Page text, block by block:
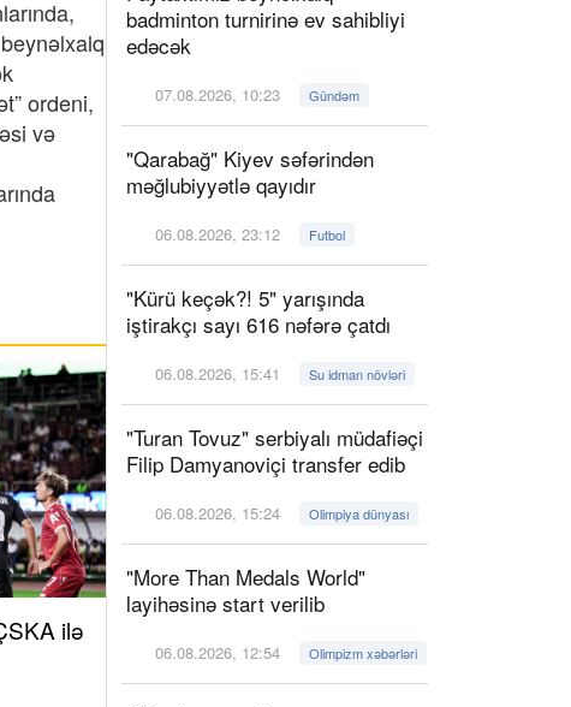
ordeni,
və
ilə
badminton turnirinə ev sahibliyi
edəcək
07.08.2026, 10:23 Gündəm
"Qarabağ" Kiyev səfərindən
məğlubiyyətlə qayıdır
06.08.2026, 23:12 Futbol
"Kürü keçək?! 5" yarışında
iştirakçı sayı 616 nəfərə çatdı
06.08.2026, 15:41 Su idman növləri
"Turan Tovuz" serbiyalı müdafiəçi
Filip Damyanoviçi transfer edib
06.08.2026, 15:24 Olimpiya dünyası
"More Than Medals World"
layihəsinə start verilib
06.08.2026, 12:54 Olimpizm xəbərləri